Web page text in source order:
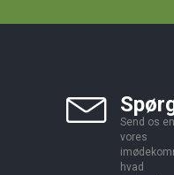
Send os
vores
hvad